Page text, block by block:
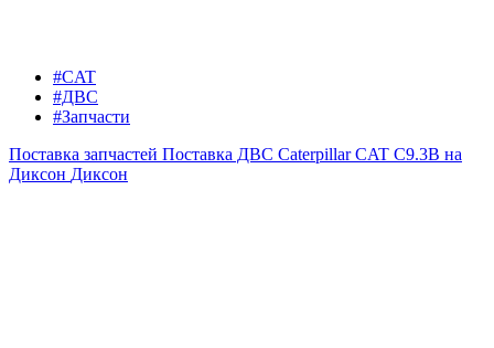
#CAT
#ДВС
#Запчасти
Поставка запчастей Поставка ДВС Caterpillar CAT C9.3B на
Диксон Диксон